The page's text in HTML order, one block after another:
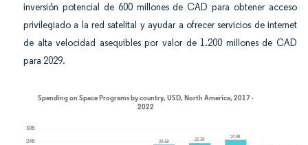
inversión potencial de 600 millones de CAD para obtener acceso
privilegiado a la red satelital y ayudar a ofrecer servicios de internet
de alta velocidad asequibles por valor de 1.200 millones de CAD
para 2029.